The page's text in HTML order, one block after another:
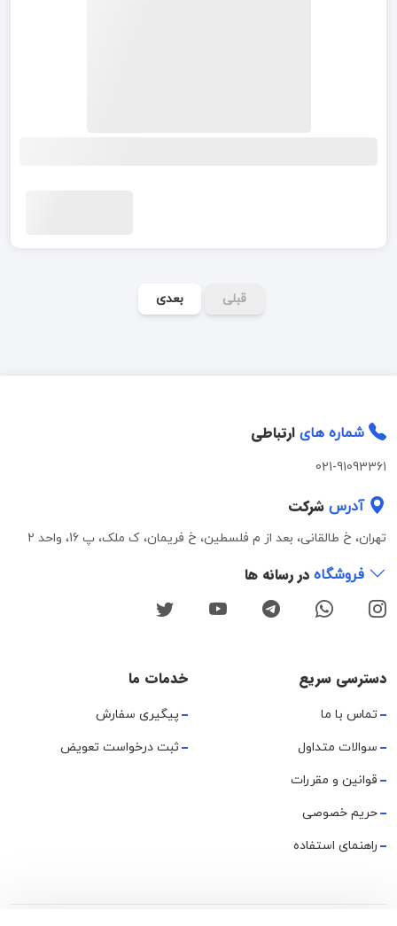
قبلی بعدی
شماره های ارتباطی
021-91093361
آدرس شرکت
تهران، خ طالقانی، بعد از م فلسطین، خ فریمان، ک ملک، پ 16، واحد 2
فروشگاه در رسانه ها
دسترسی سریع
تماس با ما
سوالات متداول
قوانین و مقررات
حریم خصوصی
راهنمای استفاده
خدمات ما
پیگیری سفارش
ثبت درخواست تعویض